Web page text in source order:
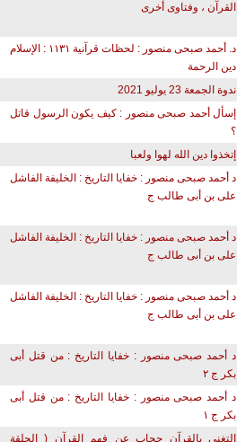
القرآن ، وفتاوى أخرى
د. أحمد صبحى منصور : لحظات قرآنية ١١٣١ : الإسلام
دين الرحمة
ندوة الجمعة 23 يوليو 2021
إسأل أحمد صبحى منصور : كيف يكون الرسول قاتل
؟
إتخذوا دين الله لهوا ولعبا
د أحمد صبحى منصور : خفايا التاريخ : الخليفة الفاشل
على بن أبى طالب ج
د أحمد صبحى منصور : خفايا التاريخ : الخليفة الفاشل
على بن أبى طالب ج
د أحمد صبحى منصور : خفايا التاريخ : الخليفة الفاشل
على بن أبى طالب ج
د أحمد صبحى منصور : خفايا التاريخ : من قتل أبى
بكر ج ٢
د أحمد صبحى منصور : خفايا التاريخ : من قتل أبى
بكر ج ١
التغنى بالقرآن حجاب عن فهم القرآن ( الحلقة